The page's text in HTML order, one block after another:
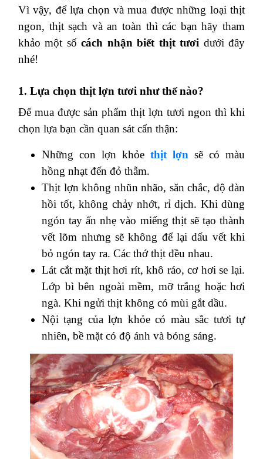
Vì vậy, để lựa chọn và mua được những loại thịt
ngon, thịt sạch và an toàn thì các bạn hãy tham
khảo một sốcách nhận biết thịt tươi dưới đây
nhé!
1. Lựa chọn thịt lợn tươi như thế nào?
Để mua được sản phẩm thịt lợn tươi ngon thì khi
chọn lựa bạn cần quan sát cẩn thận:
Những con lợn khỏe thịt lợn sẽ có màu
hồng nhạt đến đỏ thẫm.
Thịt lợn không nhũn nhão, săn chắc, độ đàn
hồi tốt, không chảy nhớt, rỉ dịch. Khi dùng
ngón tay ấn nhẹ vào miếng thịt sẽ tạo thành
vết lõm nhưng sẽ không để lại dấu vết khi
bỏ ngón tay ra. Các thớ thịt đều nhau.
Lát cắt mặt thịt hơi rít, khô ráo, cơ hơi se lại.
Lớp bì bên ngoài mềm, mỡ trắng hoặc hơi
ngà. Khi ngửi thịt không có mùi gắt dầu.
Nội tạng của lợn khỏe có màu sắc tươi tự
nhiên, bề mặt có độ ánh và bóng sáng.